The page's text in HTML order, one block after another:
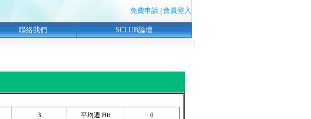
免費申請 會員登入
聯絡我們 SCLUB論壇
3 平均週 Hit 0